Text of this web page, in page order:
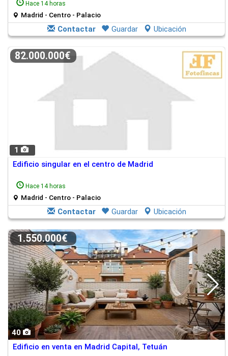
Hace 14 horas
Madrid - Centro - Palacio
Contactar Guardar Ubicación
1
82.000.000€
Edificio singular en el centro de Madrid
Hace 14 horas
Madrid - Centro - Palacio
Contactar Guardar Ubicación
40
1.550.000€
Edificio en venta en Madrid Capital, Tetuán